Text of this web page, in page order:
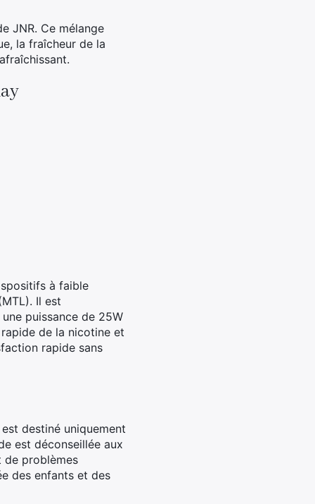
JNR. Ce mélange
la fraîcheur de la
à faible
Il est
puissance de 25W
de la nicotine et
rapide sans
destiné uniquement
est déconseillée aux
de problèmes
des enfants et des